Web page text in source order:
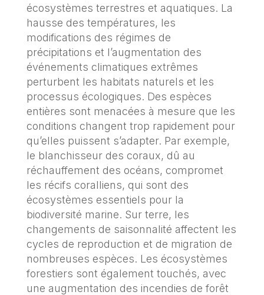
écosystèmes terrestres et aquatiques. La
hausse des températures, les
modifications des régimes de
précipitations et l’augmentation des
événements climatiques extrêmes
perturbent les habitats naturels et les
processus écologiques. Des espèces
entières sont menacées à mesure que les
conditions changent trop rapidement pour
qu’elles puissent s’adapter. Par exemple,
le blanchisseur des coraux, dû au
réchauffement des océans, compromet
les récifs coralliens, qui sont des
écosystèmes essentiels pour la
biodiversité marine. Sur terre, les
changements de saisonnalité affectent les
cycles de reproduction et de migration de
nombreuses espèces. Les écosystèmes
forestiers sont également touchés, avec
une augmentation des incendies de forêt